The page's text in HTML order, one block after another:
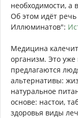
необходимости, а
Об этом идёт
Иллюминатов":
Медицина
организм. Это уже
предлагаются
альтернативы:
натуральное
основе: настои,
здоровья виды